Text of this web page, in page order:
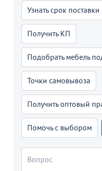
Узнать срок поставки
Получить КП
Подобрать мебель
Точки самовывоза
Получить оптовый
Помочь с выбором